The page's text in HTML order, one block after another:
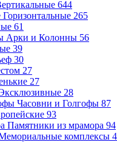
644
Горизонтальные 265
61
Арки и Колонны 56
39
30
27
27
28
Часовни и Голгофы 87
93
Памятники из мрамора 94
комплексы